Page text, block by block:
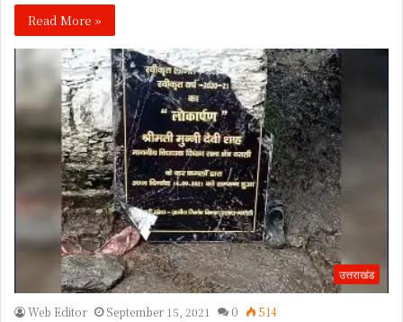
Read More »
उत्तराखंड
Web Editor September 15, 2021 0 514